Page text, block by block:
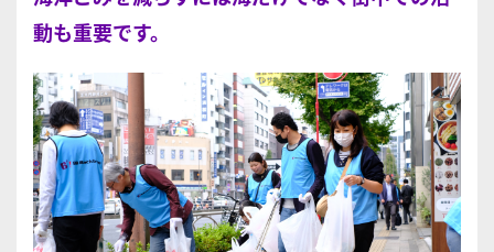
動も重要です。